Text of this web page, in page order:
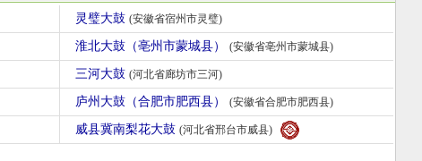
灵璧大鼓 (安徽省宿州市灵璧)
淮北大鼓（亳州市蒙城县） (安徽省亳州市蒙城县)
三河大鼓 (河北省廊坊市三河)
庐州大鼓（合肥市肥西县） (安徽省合肥市肥西县)
威县冀南梨花大鼓 (河北省邢台市威县)